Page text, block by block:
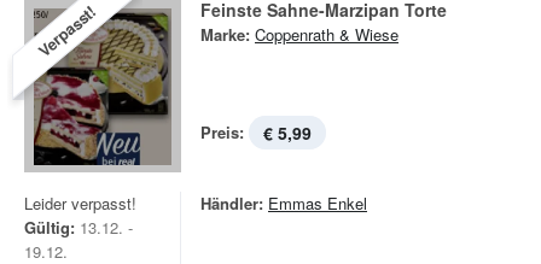
Verpasst! Feinste Sahne-Marzipan Torte
Marke: Coppenrath & Wiese
Preis: € 5,99
Leider verpasst!
Gültig: 13.12. -
19.12.
Händler: Emmas Enkel